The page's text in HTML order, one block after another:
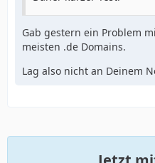
Gab gestern ein Problem
meisten .de Domains.
Lag also nicht an Deinem